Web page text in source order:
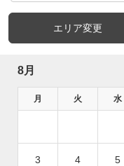
エリア変更
8月
月 火 水
3 4 5